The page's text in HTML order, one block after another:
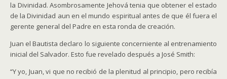
la Divinidad. Asombrosamente Jehová tenia que obtener el estado
de la Divinidad aun en el mundo espiritual antes de que él fuera el
gerente general del Padre en esta ronda de creación.
Juan el Bautista declaro lo siguiente concerniente al entrenamiento
inicial del Salvador. Esto fue revelado después a José Smith:
“Y yo, Juan, vi que no recibió de la plenitud al principio, pero recibía